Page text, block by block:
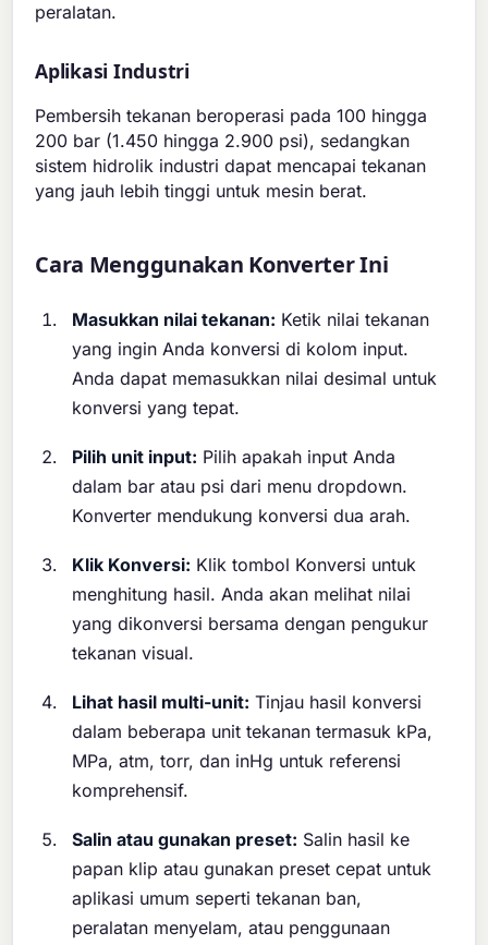
peralatan.
Aplikasi Industri
Pembersih tekanan beroperasi pada 100 hingga
200 bar (1.450 hingga 2.900 psi), sedangkan
sistem hidrolik industri dapat mencapai tekanan
yang jauh lebih tinggi untuk mesin berat.
Cara Menggunakan Konverter Ini
Masukkan nilai tekanan: Ketik nilai tekanan
yang ingin Anda konversi di kolom input.
Anda dapat memasukkan nilai desimal untuk
konversi yang tepat.
Pilih unit input: Pilih apakah input Anda
dalam bar atau psi dari menu dropdown.
Konverter mendukung konversi dua arah.
Klik Konversi: Klik tombol Konversi untuk
menghitung hasil. Anda akan melihat nilai
yang dikonversi bersama dengan pengukur
tekanan visual.
Lihat hasil multi-unit: Tinjau hasil konversi
dalam beberapa unit tekanan termasuk kPa,
MPa, atm, torr, dan inHg untuk referensi
komprehensif.
Salin atau gunakan preset: Salin hasil ke
papan klip atau gunakan preset cepat untuk
aplikasi umum seperti tekanan ban,
peralatan menyelam, atau penggunaan